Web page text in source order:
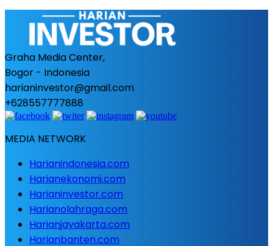
Graha Media Center,
Bogor - Indonesia
harianinvestor@gmail.com
+628557777888
MEDIA NETWORK
Harianindonesia.com
Harianekonomi.com
Harianinvestor.com
Harianolahraga.com
Harianjayakarta.com
Harianbanten.com